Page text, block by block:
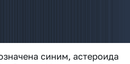
синим, астероида